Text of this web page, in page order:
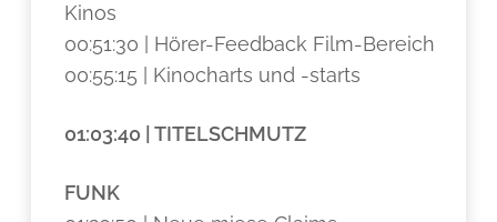
Kinos
00:51:30 | Hörer-Feedback Film-Bereich
00:55:15 | Kinocharts und -starts
01:03:40 | TITELSCHMUTZ
FUNK